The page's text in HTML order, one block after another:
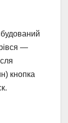
—
кнопка